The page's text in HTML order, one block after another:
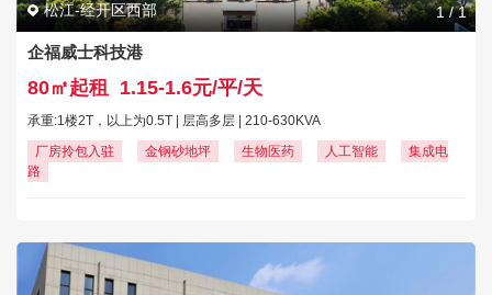
松江-经开区西部 1/1
企福威士科技港
80㎡起租 1.15-1.6元/平/天
承重:1楼2T，以上为0.5T | 层高多层 | 210-630KVA
厂房拎包入驻
金钢砂地坪 生物医药 人工智能
集成电
路